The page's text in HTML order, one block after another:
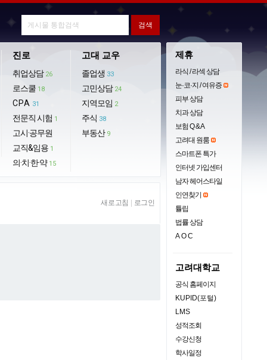
진로
취업상담 26
로스쿨 18
CPA 31
전문직 시험 1
고시·공무원
교직&임용 1
의·치·한·약 15
고대 교우
졸업생 33
고민상담 24
지역모임 2
주식 38
부동산 9
새로고침 로그인
제휴
라식 / 라섹 상담
눈·코·지 / 여유증
피부 상담
치과 상담
보험 Q & A
고려대 원룸
스마트폰 특가
인터넷 가입센터
남자 헤어스타일
인연찾기
튤립
법률 상담
AOC
고려대학교
공식 홈페이지
KUPID(포털)
LMS
성적조회
수강신청
학사일정